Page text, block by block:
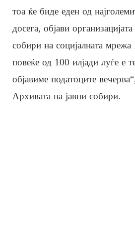
тоа ќе биде еден од
досега, објави
собири на социјалната
повеќе од 100 илјади луѓе е
објавиме податоците
Архивата на јавни собири.